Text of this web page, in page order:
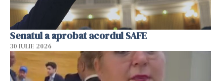
Senatul a aprobat acordul SAFE
30 IULIE 2026